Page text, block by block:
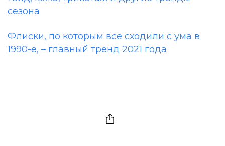
сезона
Флиски, по которым все сходили с ума в
1990-е, – главный тренд 2021 года